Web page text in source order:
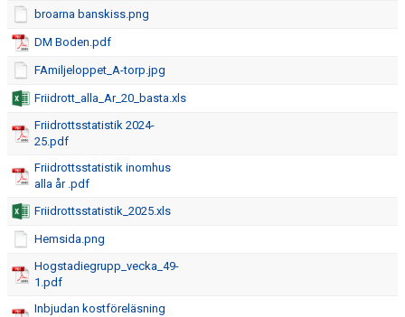
broarna banskiss.png
DM Boden.pdf
FAmiljeloppet_A-torp.jpg
Friidrott_alla_Ar_20_basta.xls
Friidrottsstatistik 2024-
25.pdf
Friidrottsstatistik inomhus
alla år .pdf
Friidrottsstatistik_2025.xls
Hemsida.png
Hogstadiegrupp_vecka_49-
1.pdf
Inbjudan kostföreläsning